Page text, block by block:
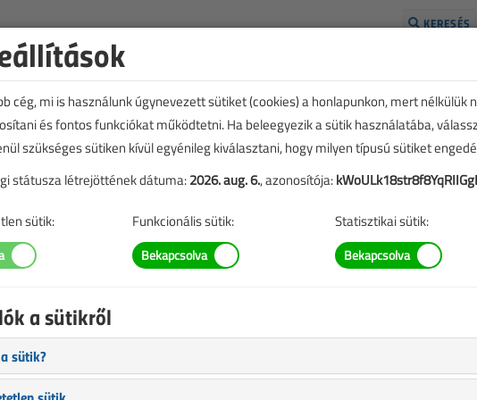
KERESÉS
cég, mi is használunk úgynevezett sütiket (cookies) a honlapunkon, mert
és fontos funkciókat működtetni. Ha beleegyezik a sütik használatába,
szükséges sütiken kívül egyénileg kiválasztani, hogy milyen típusú sütiket
státusza létrejöttének dátuma:2026. aug. 6., azonosítója:
sütik: Funkcionális sütik: Statisztikai sütik:
a sütikről
sütik?